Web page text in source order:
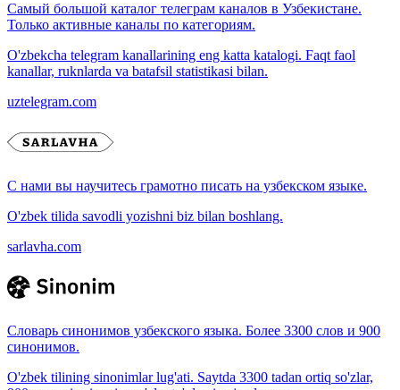
Самый большой каталог телеграм каналов в Узбекистане.
Только активные каналы по категориям.
O'zbekcha telegram kanallarining eng katta katalogi. Faqt faol
kanallar, ruknlarda va batafsil statistikasi bilan.
uztelegram.com
С нами вы научитесь грамотно писать на узбекском языке.
O'zbek tilida savodli yozishni biz bilan boshlang.
sarlavha.com
Словарь синонимов узбекского языка. Более 3300 слов и 900
синонимов.
O'zbek tilining sinonimlar lug'ati. Saytda 3300 tadan ortiq so'zlar,